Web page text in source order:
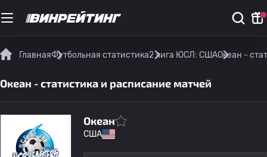
ГлавнаяФутбольная статистика2 лига ЮСЛ: СШАОкеан -
Океан - статистика и расписание матчей
Океан
США